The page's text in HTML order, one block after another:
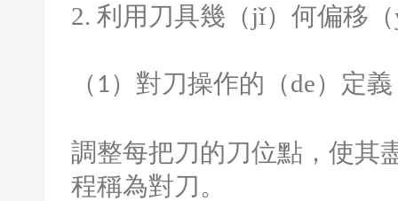
2. 利用刀具幾（jǐ）何偏移
（ 1）對刀操作的（de）定義
調整每把刀的刀位點，使其
程稱為對刀。